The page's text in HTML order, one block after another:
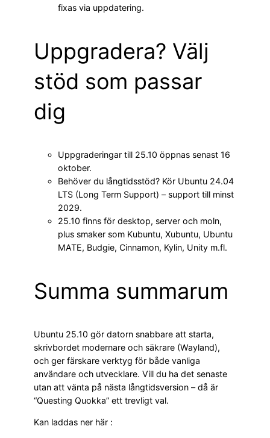
fixas via uppdatering.
Uppgradera? Välj
stöd som passar
dig
Uppgraderingar till 25.10 öppnas senast 16
oktober.
Behöver du långtidsstöd? Kör Ubuntu 24.04
LTS (Long Term Support) – support till minst
2029.
25.10 finns för desktop, server och moln,
plus smaker som Kubuntu, Xubuntu, Ubuntu
MATE, Budgie, Cinnamon, Kylin, Unity m.fl.
Summa summarum
Ubuntu 25.10 gör datorn snabbare att starta,
skrivbordet modernare och säkrare (Wayland),
och ger färskare verktyg för både vanliga
användare och utvecklare. Vill du ha det senaste
utan att vänta på nästa långtidsversion – då är
“Questing Quokka” ett trevligt val.
Kan laddas ner här :